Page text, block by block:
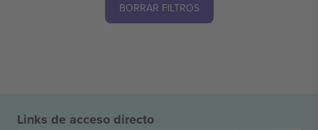
BORRAR FILTROS
Links de acceso directo